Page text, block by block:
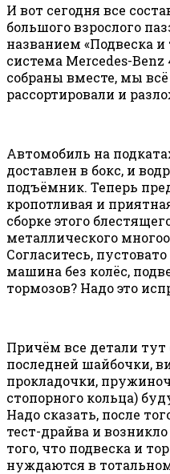
И вот сегодня все
большого взрослого
названием «Подвеска и
система Mercedes-Benz
собраны вместе, мы
рассортировали и
Автомобиль на
доставлен в бокс, и
подъёмник. Теперь
кропотливая и
сборке этого
металлического
Согласитесь,
машина без колёс,
тормозов? Надо это
Причём все детали тут
последней шайбочки,
прокладочки,
стопорного кольца)
Надо сказать, после
тест-драйва и
того, что подвеска и
нуждаются в